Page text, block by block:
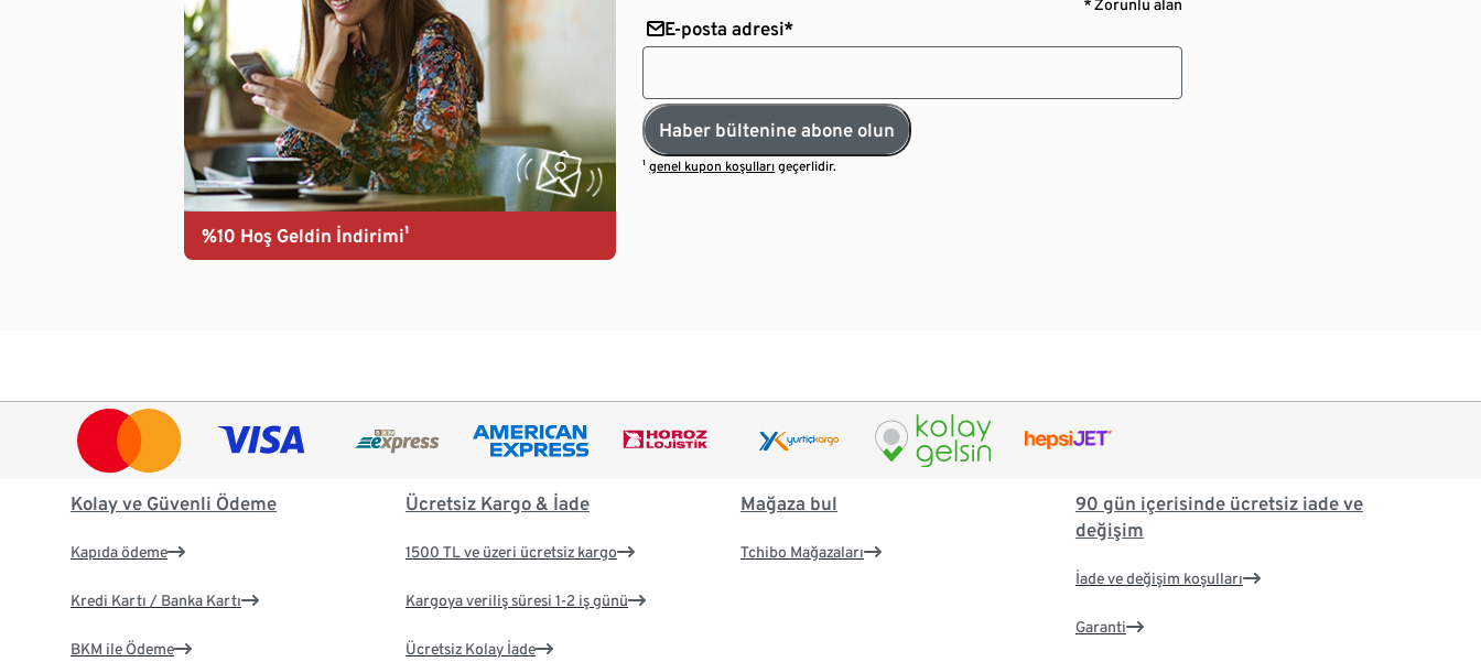
%10 Hoş Geldin İndirimi¹
* Zorunlu alan
E-posta adresi*
Haber bültenine abone olun
¹genel kupon koşulları geçerlidir.
Kolay ve Güvenli Ödeme
Kapıda ödeme
Kredi Kartı / Banka Kartı
BKM ile Ödeme
Ücretsiz Kargo & İade
1500 TL ve üzeri ücretsiz kargo
Kargoya veriliş süresi 1-2 iş günü
Ücretsiz Kolay İade
Mağaza bul
Tchibo Mağazaları
90 gün içerisinde ücretsiz iade ve
değişim
İade ve değişim koşulları
Garanti